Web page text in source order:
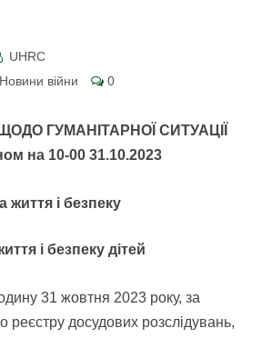
UHRC
Новини війни 0
ГУМАНІТАРНОЇ СИТУАЦІЇ
на 10-00 31.10.2023
життя і безпеку
і безпеку дітей
31 жовтня 2023 року, за
реєстру досудових розслідувань,